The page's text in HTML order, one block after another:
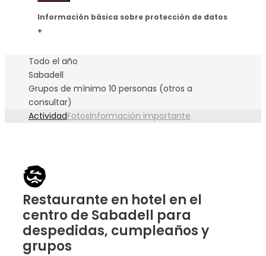
Información básica sobre protección de datos
+
Todo el año
Sabadell
Grupos de mínimo 10 personas (otros a
consultar)
ActividadFotosInformación importante
Restaurante en hotel en el
centro de Sabadell para
despedidas, cumpleaños y
grupos